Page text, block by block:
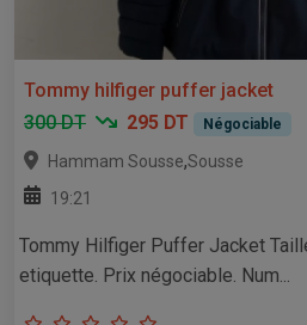
Tommy hilfiger puffer jacket
300 DT
295 DT Négociable
Hammam Sousse,Sousse
19:21
Tommy Hilfiger Puffer Jacket
etiquette. Prix négociable. Num...